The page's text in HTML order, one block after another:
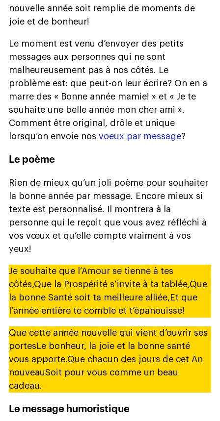
nouvelle année soit remplie de moments de
joie et de bonheur!
Le moment est venu d’envoyer des petits
messages aux personnes qui ne sont
malheureusement pas à nos côtés. Le
problème est: que peut-on leur écrire? On en a
marre des « Bonne année mamie! » et « Je te
souhaite une belle année mon cher ami ».
Comment être original, drôle et unique
lorsqu’on envoie nos voeux par message?
Le poème
Rien de mieux qu’un joli poème pour souhaiter
la bonne année par message. Encore mieux si
texte est personnalisé. Il montrera à la
personne qui le reçoit que vous avez réfléchi à
vos vœux et qu’elle compte vraiment à vos
yeux!
Je souhaite que l’Amour se tienne à tes
côtés,Que la Prospérité s’invite à ta tablée,Que
la bonne Santé soit ta meilleure alliée,Et que
l’année entière te comble et t’épanouisse!
Que cette année nouvelle qui vient d’ouvrir ses
portesLe bonheur, la joie et la bonne santé
vous apporte.Que chacun des jours de cet An
nouveauSoit pour vous comme un beau
cadeau.
Le message humoristique